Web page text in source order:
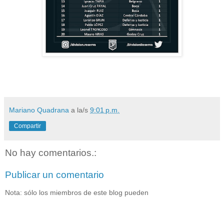
Mariano Quadrana a la/s 9:01 p.m.
Compartir
No hay comentarios.:
Publicar un comentario
Nota: sólo los miembros de este blog pueden